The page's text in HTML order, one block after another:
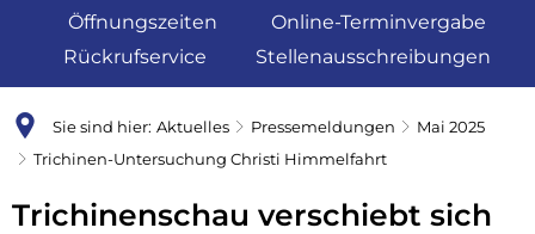
Öffnungszeiten
Online-Terminvergabe
Rückrufservice
Stellenausschreibungen
Sie sind hier: Aktuelles Pressemeldungen
Mai 2025
Trichinen-Untersuchung Christi Himmelfahrt
Trichinenschau verschiebt sich